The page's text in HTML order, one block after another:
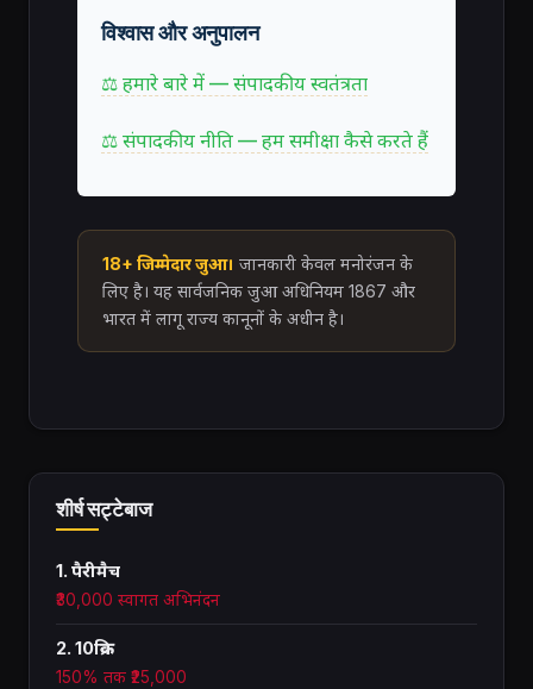
विश्वास और अनुपालन
⚖ हमारे बारे में — संपादकीय स्वतंत्रता
⚖ संपादकीय नीति — हम समीक्षा कैसे करते हैं
18+ जिम्मेदार जुआ। जानकारी केवल मनोरंजन के
लिए है। यह सार्वजनिक जुआ अधिनियम 1867 और
भारत में लागू राज्य कानूनों के अधीन है।
शीर्ष सट्टेबाज
1. पैरीमैच
₹30,000 स्वागत अभिनंदन
2. 10क्रिक
150% तक ₹25,000